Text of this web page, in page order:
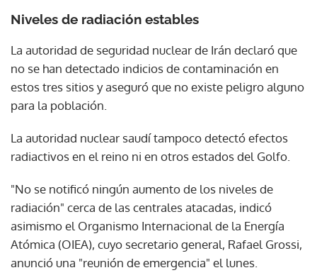
Niveles de radiación estables
La autoridad de seguridad nuclear de Irán declaró que
no se han detectado indicios de contaminación en
estos tres sitios y aseguró que no existe peligro alguno
para la población.
La autoridad nuclear saudí tampoco detectó efectos
radiactivos en el reino ni en otros estados del Golfo.
"No se notificó ningún aumento de los niveles de
radiación" cerca de las centrales atacadas, indicó
asimismo el Organismo Internacional de la Energía
Atómica (OIEA), cuyo secretario general, Rafael Grossi,
anunció una "reunión de emergencia" el lunes.